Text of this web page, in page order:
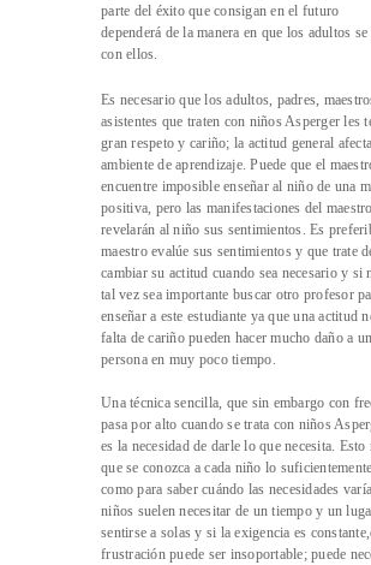
parte del éxito que consigan en el futuro
dependerá de la manera en que los adultos
con ellos.
Es necesario que los adultos, padres,
asistentes que traten con niños Asperger les
gran respeto y cariño; la actitud general
ambiente de aprendizaje. Puede que el
encuentre imposible enseñar al niño de una
positiva, pero las manifestaciones del maestro
revelarán al niño sus sentimientos. Es
maestro evalúe sus sentimientos y que trate
cambiar su actitud cuando sea necesario y si
tal vez sea importante buscar otro profesor
enseñar a este estudiante ya que una actitud
falta de cariño pueden hacer mucho daño a
persona en muy poco tiempo.
Una técnica sencilla, que sin embargo con
pasa por alto cuando se trata con niños
es la necesidad de darle lo que necesita. Esto
que se conozca a cada niño lo
como para saber cuándo las necesidades
niños suelen necesitar de un tiempo y un
sentirse a solas y si la exigencia es
frustración puede ser insoportable; puede